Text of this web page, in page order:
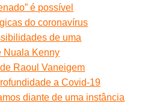
é possível
do coronavírus
de uma
Nuala Kenny
Raoul Vaneigem
a Covid-19
diante de uma instância